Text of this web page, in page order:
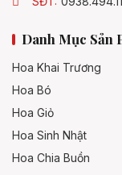
Danh Mục Sản
Hoa Khai Trương
Hoa Bó
Hoa Giỏ
Hoa Sinh Nhật
Hoa Chia Buồn